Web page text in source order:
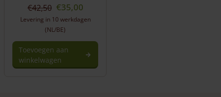
€42,50 Oorspronkelijke
prijs
was:
€42,50.
€35,00Huidige
prijs
€35,00.
Levering in 10 werkdagen
(NL/BE)
Toevoegen aan
winkelwagen